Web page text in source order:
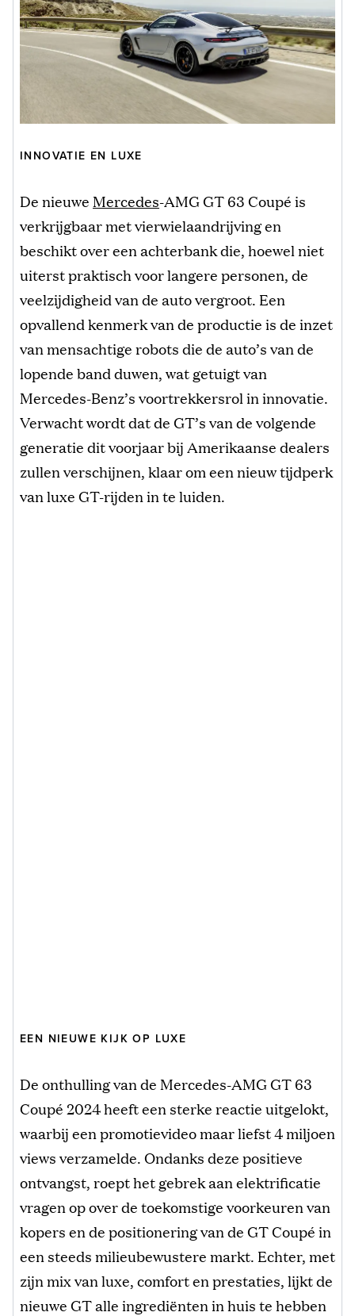
INNOVATIE EN LUXE
De nieuwe Mercedes-AMG GT 63 Coupé is
verkrijgbaar met vierwielaandrijving en
beschikt over een achterbank die, hoewel niet
uiterst praktisch voor langere personen, de
veelzijdigheid van de auto vergroot. Een
opvallend kenmerk van de productie is de inzet
van mensachtige robots die de auto’s van de
lopende band duwen, wat getuigt van
Mercedes-Benz’s voortrekkersrol in innovatie.
Verwacht wordt dat de GT’s van de volgende
generatie dit voorjaar bij Amerikaanse dealers
zullen verschijnen, klaar om een nieuw tijdperk
van luxe GT-rijden in te luiden.
EEN NIEUWE KIJK OP LUXE
De onthulling van de Mercedes-AMG GT 63
Coupé 2024 heeft een sterke reactie uitgelokt,
waarbij een promotievideo maar liefst 4 miljoen
views verzamelde. Ondanks deze positieve
ontvangst, roept het gebrek aan elektrificatie
vragen op over de toekomstige voorkeuren van
kopers en de positionering van de GT Coupé in
een steeds milieubewustere markt. Echter, met
zijn mix van luxe, comfort en prestaties, lijkt de
nieuwe GT alle ingrediënten in huis te hebben